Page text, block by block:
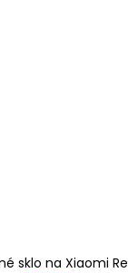
sklo na Xiaomi